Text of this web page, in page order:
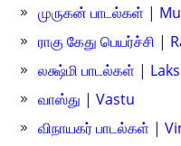
முருகன் பாடல்கள் |
ராகு கேது பெயர்ச்சி |
லக்ஷ்மி பாடல்கள் |
வாஸ்து | Vastu
விநாயகர் பாடல்கள் |